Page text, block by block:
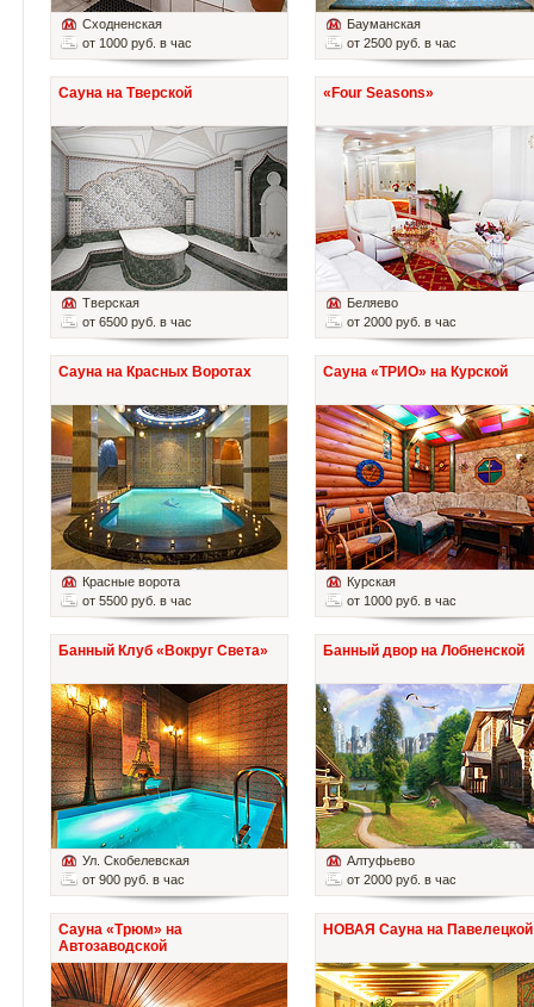
Сходненская
от 1000 руб. в час
Бауманская
от 2500 руб. в час
Сауна на Тверской
Тверская
от 6500 руб. в час
«Four Seasons»
Беляево
от 2000 руб. в час
Сауна на Красных Воротах
Красные ворота
от 5500 руб. в час
Сауна «ТРИО» на Курской
Курская
от 1000 руб. в час
Банный Клуб «Вокруг Света»
Ул. Скобелевская
от 900 руб. в час
Банный двор на Лобненской
Алтуфьево
от 2000 руб. в час
Сауна «Трюм» на
Автозаводской
НОВАЯ Сауна на Павелецкой